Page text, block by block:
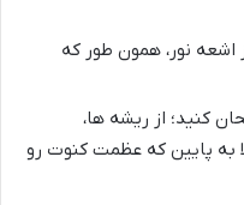
اشعه نور، همون طور که
کنید؛ از ریشه ها،
به پایین که عظمت کنوت رو